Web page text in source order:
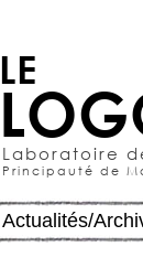
LE
Laboratoire
Principauté de
Actualités/